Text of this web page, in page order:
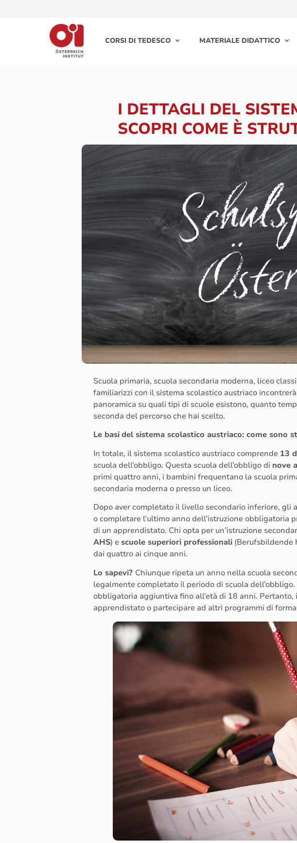
CORSI DI TEDESCO MATERIALE DIDATTICO
I DETTAGLI DEL
SCOPRI COME È
Scuola primaria, scuola secondaria moderna, liceo
familiarizzi con il sistema scolastico austriaco
panoramica su quali tipi di scuole esistono, quanto
seconda del percorso che hai scelto.
Le basidel sistema scolastico austriaco: come sono
In totale, il sistema scolastico austriaco comprende 13
scuola dell’obbligo. Questa scuola dell’obbligo di nove
primi quattro anni, i bambini frequentano la scuola
secondaria moderna o presso un liceo.
Dopo aver completato il livello secondario inferiore, gli
o completare l’ultimo anno dell’istruzione obbligatoria
di un apprendistato. Chi opta per un’istruzione
AHS) e scuole superiori professionali (Berufsbildende
dai quattro ai cinque anni.
Lo sapevi? Chiunque ripeta un anno nella scuola
legalmente completato il periodo di scuola
obbligatoria aggiuntiva fino all’età di 18 anni.
apprendistato o partecipare ad altri programmi di